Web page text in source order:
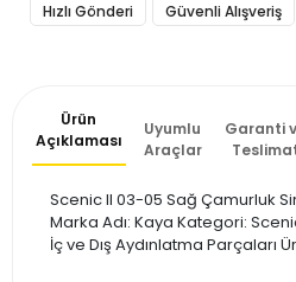
Hızlı Gönderi Güvenli Alışveriş
Ürün
Açıklaması
Uyumlu
Araçlar
Garanti
Scenic II 03-05 Sağ Çamurluk
Marka Adı: Kaya Kategori:
İç ve Dış Aydınlatma Parçaları